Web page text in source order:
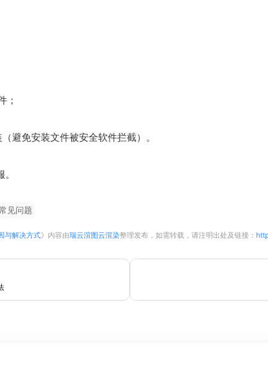
；
避免安装文件被安全软件拦截）。
见问题
与解决方式》内容由瑞云渲图云渲染整理发布，如需转载，请注明出处及链接：